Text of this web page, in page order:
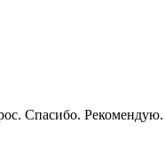
Спасибо. Рекомендую.